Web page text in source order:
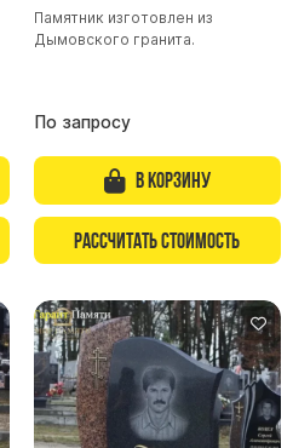
Памятник изготовлен из
Дымовского гранита.
По запросу
В корзину
Рассчитать стоимость